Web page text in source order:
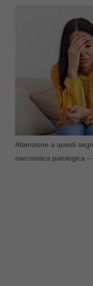
Attenzione a questi
narcisistica patologica –